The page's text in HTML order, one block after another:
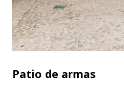
Patio de armas